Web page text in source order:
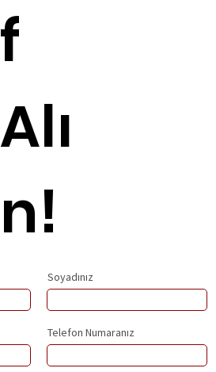
f
Alı
n!
Soyadınız
Telefon Numaranız